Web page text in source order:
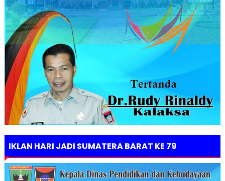
IKLAN HARI JADI SUMATERA BARAT KE 79